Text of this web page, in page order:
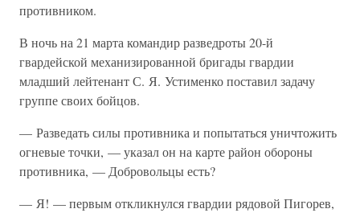
противником.
В ночь на 21 марта командир разведроты 20-й
гвардейской механизированной бригады гвардии
младший лейтенант С. Я. Устименко поставил задачу
группе своих бойцов.
— Разведать силы противника и попытаться уничтожить
огневые точки, — указал он на карте район обороны
противника, — Добровольцы есть?
— Я! — первым откликнулся гвардии рядовой Пигорев,